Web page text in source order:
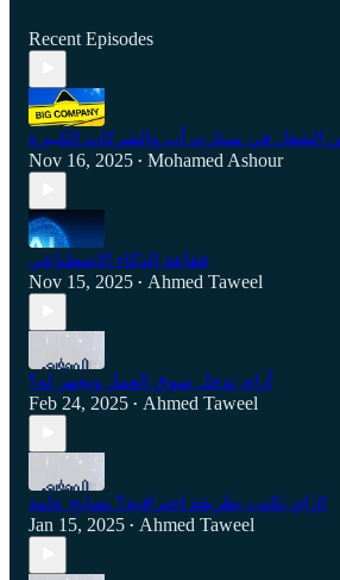
Recent Episodes
الشغل في ستارت أب والشركات الكبيرة
Nov 16, 2025 • Mohamed Ashour
فقاعة الذكاء الاصطناعي
Nov 15, 2025 • Ahmed Taweel
أزاي تدخل سوق العمل وتجهز له؟
Feb 24, 2025 • Ahmed Taweel
إزاي تكتب بطريقة احترافية؟ نصايح عامة!
Jan 15, 2025 • Ahmed Taweel